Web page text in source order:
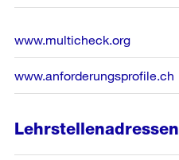
www.multicheck.org
www.anforderungsprofile.ch
Lehrstellenadressen